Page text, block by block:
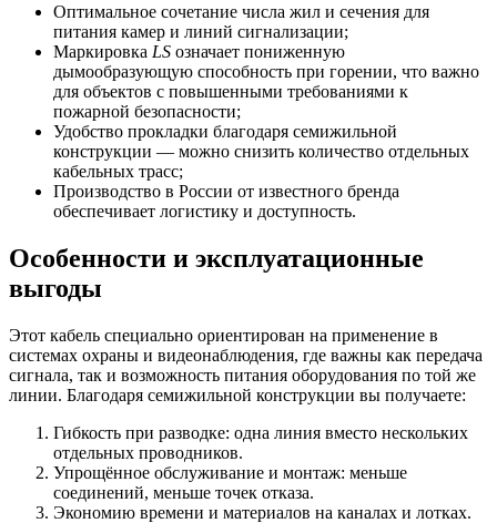
Оптимальное сочетание числа жил и сечения для
питания камер и линий сигнализации;
Маркировка LS означает пониженную
дымообразующую способность при горении, что важно
для объектов с повышенными требованиями к
пожарной безопасности;
Удобство прокладки благодаря семижильной
конструкции — можно снизить количество отдельных
кабельных трасс;
Производство в России от известного бренда
обеспечивает логистику и доступность.
Особенности и эксплуатационные
выгоды
Этот кабель специально ориентирован на применение в
системах охраны и видеонаблюдения, где важны как передача
сигнала, так и возможность питания оборудования по той же
линии. Благодаря семижильной конструкции вы получаете:
Гибкость при разводке: одна линия вместо нескольких
отдельных проводников.
Упрощённое обслуживание и монтаж: меньше
соединений, меньше точек отказа.
Экономию времени и материалов на каналах и лотках.